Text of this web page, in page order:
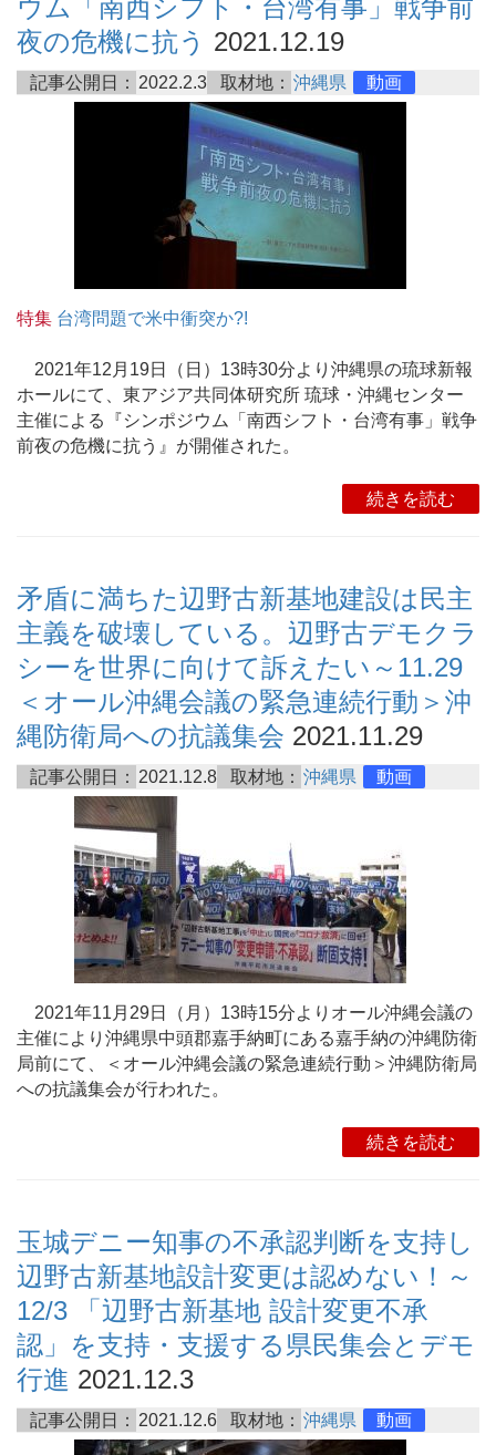
ウム「南西シフト・台湾有事」戦争前
夜の危機に抗う 2021.12.19
記事公開日： 2022.2.3 取材地： 沖縄県 動画
特集 台湾問題で米中衝突か?!
2021年12月19日（日）13時30分より沖縄県の琉球新報
ホールにて、東アジア共同体研究所 琉球・沖縄センター
主催による『シンポジウム「南西シフト・台湾有事」戦争
前夜の危機に抗う』が開催された。
続きを読む
矛盾に満ちた辺野古新基地建設は民主
主義を破壊している。辺野古デモクラ
シーを世界に向けて訴えたい～11.29
＜オール沖縄会議の緊急連続行動＞沖
縄防衛局への抗議集会 2021.11.29
記事公開日： 2021.12.8 取材地： 沖縄県 動画
2021年11月29日（月）13時15分よりオール沖縄会議の
主催により沖縄県中頭郡嘉手納町にある嘉手納の沖縄防衛
局前にて、＜オール沖縄会議の緊急連続行動＞沖縄防衛局
への抗議集会が行われた。
続きを読む
玉城デニー知事の不承認判断を支持し
辺野古新基地設計変更は認めない！～
12/3 「辺野古新基地 設計変更不承
認」を支持・支援する県民集会とデモ
行進 2021.12.3
記事公開日： 2021.12.6 取材地： 沖縄県 動画